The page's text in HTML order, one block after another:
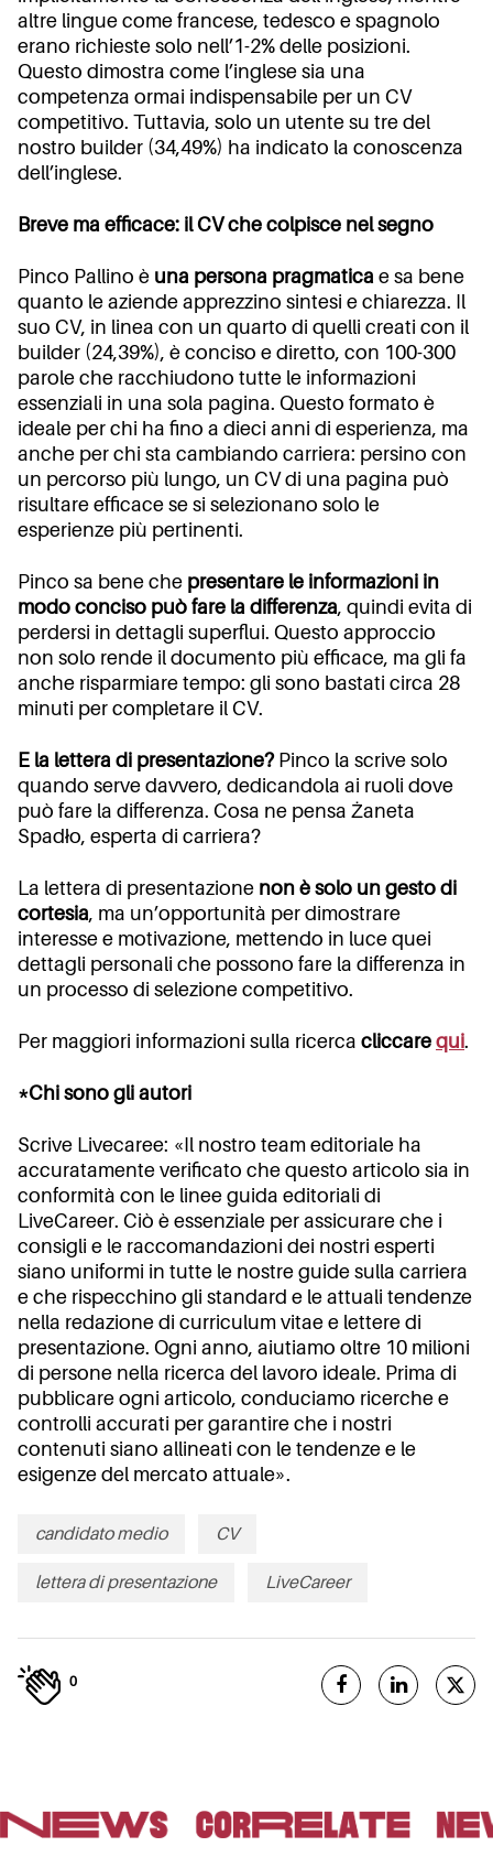
altre lingue come francese, tedesco e spagnolo
erano richieste solo nell’1-2% delle posizioni.
Questo dimostra come l’inglese sia una
competenza ormai indispensabile per un CV
competitivo. Tuttavia, solo un utente su tre del
nostro builder (34,49%) ha indicato la conoscenza
dell’inglese.
Breve ma efficace: il CV che colpisce nel segno
Pinco Pallino è una persona pragmatica e sa bene
quanto le aziende apprezzino sintesi e chiarezza. Il
suo CV, in linea con un quarto di quelli creati con il
builder (24,39%), è conciso e diretto, con 100-300
parole che racchiudono tutte le informazioni
essenziali in una sola pagina. Questo formato è
ideale per chi ha fino a dieci anni di esperienza, ma
anche per chi sta cambiando carriera: persino con
un percorso più lungo, un CV di una pagina può
risultare efficace se si selezionano solo le
esperienze più pertinenti.
Pinco sa bene che presentare le informazioni in
modo conciso può fare la differenza, quindi evita di
perdersi in dettagli superflui. Questo approccio
non solo rende il documento più efficace, ma gli fa
anche risparmiare tempo: gli sono bastati circa 28
minuti per completare il CV.
E la lettera di presentazione? Pinco la scrive solo
quando serve davvero, dedicandola ai ruoli dove
può fare la differenza. Cosa ne pensa Żaneta
Spadło, esperta di carriera?
La lettera di presentazione non è solo un gesto di
cortesia, ma un’opportunità per dimostrare
interesse e motivazione, mettendo in luce quei
dettagli personali che possono fare la differenza in
un processo di selezione competitivo.
Per maggiori informazioni sulla ricerca cliccare qui.
*Chi sono gli autori
Scrive Livecaree: «Il nostro team editoriale ha
accuratamente verificato che questo articolo sia in
conformità con le linee guida editoriali di
LiveCareer. Ciò è essenziale per assicurare che i
consigli e le raccomandazioni dei nostri esperti
siano uniformi in tutte le nostre guide sulla carriera
e che rispecchino gli standard e le attuali tendenze
nella redazione di curriculum vitae e lettere di
presentazione. Ogni anno, aiutiamo oltre 10 milioni
di persone nella ricerca del lavoro ideale. Prima di
pubblicare ogni articolo, conduciamo ricerche e
controlli accurati per garantire che i nostri
contenuti siano allineati con le tendenze e le
esigenze del mercato attuale».
candidato medio CV
lettera di presentazione LiveCareer
0